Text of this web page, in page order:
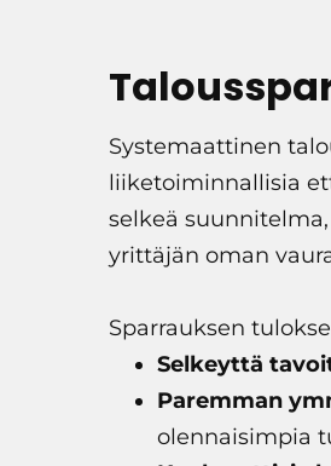
Systemaattinen
liiketoiminnallisia
selkeä
yrittäjän oman
Sparrauksen
Selkeyttä
Paremman
olennaisimpia